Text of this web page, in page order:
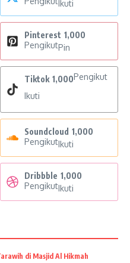
Ikuti
Pinterest 1,000
PengikutPin
Tiktok 1,000Pengikut
Ikuti
Soundcloud 1,000
PengikutIkuti
Dribbble 1,000
PengikutIkuti
di Masjid Al Hikmah